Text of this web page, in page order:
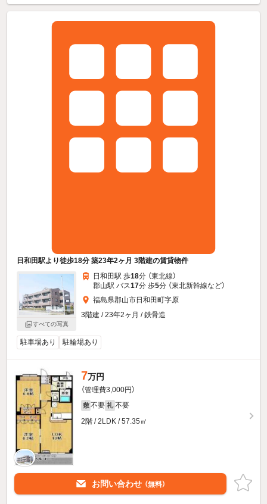
日和田駅より徒歩18分 築23年2ヶ月 3階建の賃貸物件
すべての写真
日和田駅 歩18分 （東北線）
郡山駅 バス17分 歩5分 （東北新幹線など）
福島県郡山市日和田町字原
3階建 / 23年2ヶ月 / 鉄骨造
駐車場あり 駐輪場あり
7万円
（管理費3,000円）
敷 不要 礼 不要
2階 / 2LDK / 57.35㎡
お問い合わせ （無料）